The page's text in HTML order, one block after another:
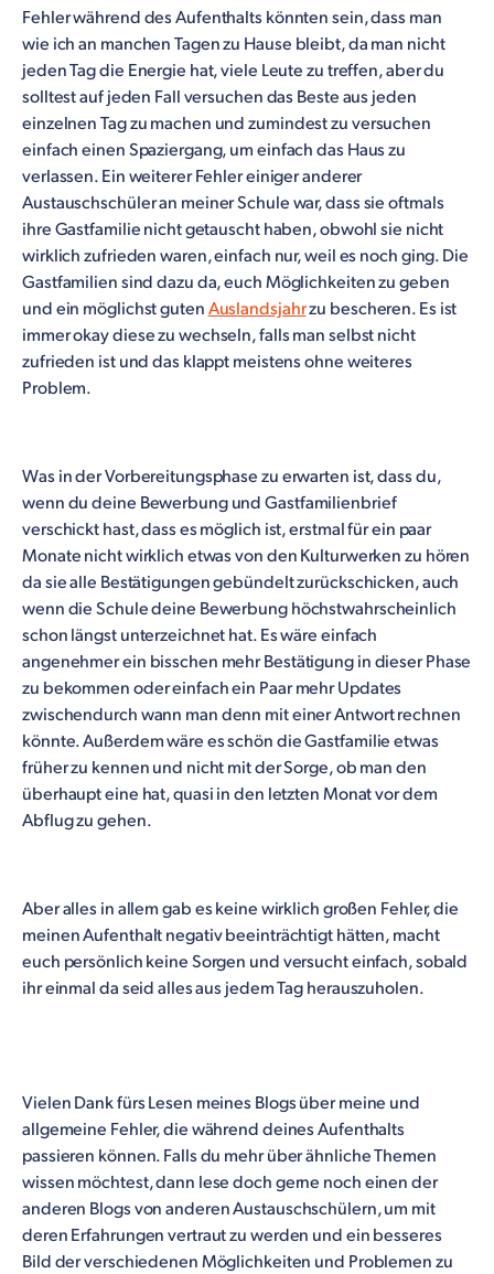
Fehler während des Aufenthalts könnten sein, dass man
wie ich an manchen Tagen zu Hause bleibt, da man nicht
jeden Tag die Energie hat, viele Leute zu treffen, aber du
solltest auf jeden Fall versuchen das Beste aus jeden
einzelnen Tag zu machen und zumindest zu versuchen
einfach einen Spaziergang, um einfach das Haus zu
verlassen. Ein weiterer Fehler einiger anderer
Austauschschüler an meiner Schule war, dass sie oftmals
ihre Gastfamilie nicht getauscht haben, obwohl sie nicht
wirklich zufrieden waren, einfach nur, weil es noch ging. Die
Gastfamilien sind dazu da, euch Möglichkeiten zu geben
und ein möglichst guten Auslandsjahrzu bescheren. Es ist
immer okay diese zu wechseln, falls man selbst nicht
zufrieden ist und das klappt meistens ohne weiteres
Problem.
Was in der Vorbereitungsphase zu erwarten ist, dass du,
wenn du deine Bewerbung und Gastfamilienbrief
verschickt hast, dass es möglich ist, erstmal für ein paar
Monate nicht wirklich etwas von den Kulturwerken zu hören
da sie alle Bestätigungen gebündelt zurückschicken, auch
wenn die Schule deine Bewerbung höchstwahrscheinlich
schon längst unterzeichnet hat. Es wäre einfach
angenehmer ein bisschen mehr Bestätigung in dieser Phase
zu bekommen oder einfach ein Paar mehr Updates
zwischendurch wann man denn mit einer Antwort rechnen
könnte. Außerdem wäre es schön die Gastfamilie etwas
früher zu kennen und nicht mit der Sorge, ob man den
überhaupt eine hat, quasi in den letzten Monat vor dem
Abflug zu gehen.
Aber alles in allem gab es keine wirklich großen Fehler, die
meinen Aufenthalt negativ beeinträchtigt hätten, macht
euch persönlich keine Sorgen und versucht einfach, sobald
ihr einmal da seid alles aus jedem Tag herauszuholen.
Vielen Dank fürs Lesen meines Blogs über meine und
allgemeine Fehler, die während deines Aufenthalts
passieren können. Falls du mehr über ähnliche Themen
wissen möchtest, dann lese doch gerne noch einen der
anderen Blogs von anderen Austauschschülern, um mit
deren Erfahrungen vertraut zu werden und ein besseres
Bild der verschiedenen Möglichkeiten und Problemen zu